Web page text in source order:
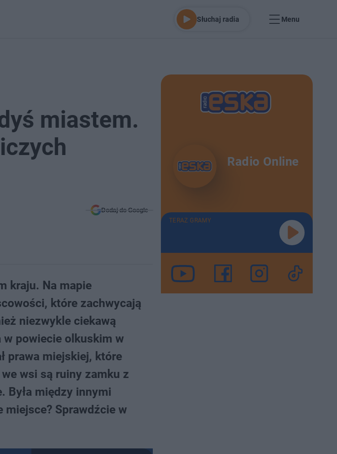
Słuchaj radia Menu
miastem.
Dodaj do Google
kraju. Na mapie
które zachwycają
niezwykle ciekawą
w powiecie olkuskim w
prawa miejskiej, które
wsi są ruiny zamku z
Była między innymi
Sprawdźcie w
Radio Online
TERAZ GRAMY